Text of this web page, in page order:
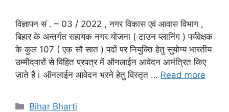
विज्ञापन सं . – 03 / 2022 , नगर विकास एवं आवास विभाग ,
बिहार के अन्तर्गत सहायक नगर योजना ( टाउन प्लानिंग ) पर्यवेक्षक
के कुल 107 ( एक सौ सात ) पदों पर नियुक्ति हेतु सुयोग्य भारतीय
उम्मीदवारों से विहित प्रपत्र में ऑनलाईन आवेदन आमंत्रित किए
जाते हैं। ऑनलाईन आवेदन भरने हेतु विस्तृत … Read more
Categories
Bihar Bharti